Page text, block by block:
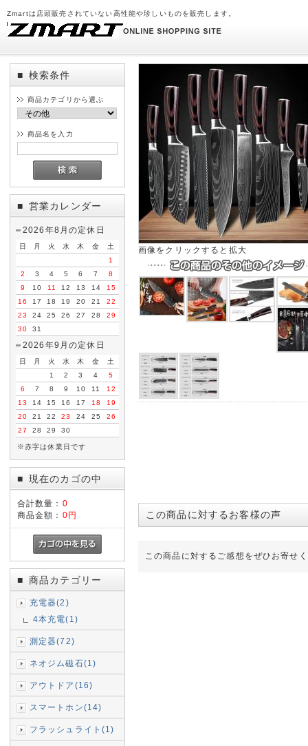
Zmartは店頭販売されていない高性能や珍しいものを販売します。
■ 検索条件
商品カテゴリから選ぶ
商品名を入力
■ 営業カレンダー
2026年8月の定休日
日 月 火 水 木 金
土
1
2
3 4 5 6 7
8
9
10 11 12 13 14
15
16
17 18 19 20 21
22
23
24 25 26 27 28
29
30
31
2026年9月の定休日
日 月 火 水 木 金
土
1
2 3 4
5
6
7 8 9 10 11
12
13
14 15 16 17 18
19
20
21 22 23 24 25
26
27
28 29 30
※赤字は休業日です
■ 現在のカゴの中
合計数量： 0
商品金額： 0円
■ 商品カテゴリー
充電器(2)
4本充電(1)
測定器(72)
ネオジム磁石(1)
アウトドア(16)
スマートホン(14)
フラッシュライト(1)
画像をクリックすると拡大
この商品に対するお客様の声
この商品に対するご感想をぜひお寄せ